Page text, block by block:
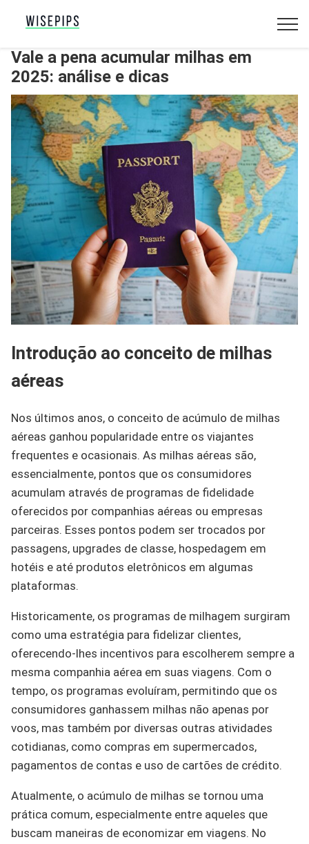
Vale a pena acumular milhas em
2025: análise e dicas
Introdução ao conceito de milhas
aéreas
Nos últimos anos, o conceito de acúmulo de milhas
aéreas ganhou popularidade entre os viajantes
frequentes e ocasionais. As milhas aéreas são,
essencialmente, pontos que os consumidores
acumulam através de programas de fidelidade
oferecidos por companhias aéreas ou empresas
parceiras. Esses pontos podem ser trocados por
passagens, upgrades de classe, hospedagem em
hotéis e até produtos eletrônicos em algumas
plataformas.
Historicamente, os programas de milhagem surgiram
como uma estratégia para fidelizar clientes,
oferecendo-lhes incentivos para escolherem sempre a
mesma companhia aérea em suas viagens. Com o
tempo, os programas evoluíram, permitindo que os
consumidores ganhassem milhas não apenas por
voos, mas também por diversas outras atividades
cotidianas, como compras em supermercados,
pagamentos de contas e uso de cartões de crédito.
Atualmente, o acúmulo de milhas se tornou uma
prática comum, especialmente entre aqueles que
buscam maneiras de economizar em viagens. No